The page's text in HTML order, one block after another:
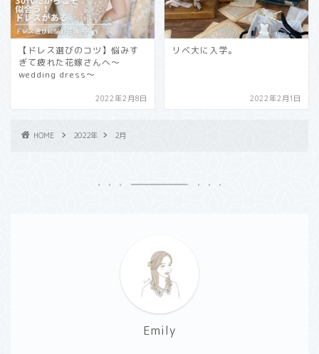
【ドレス選びのコツ】悩みす
ぎて疲れた花嫁さんへ〜
wedding dress〜
2022年2月8日
リベ大に入学。
2022年2月1日
HOME 2022年 2月
Emily